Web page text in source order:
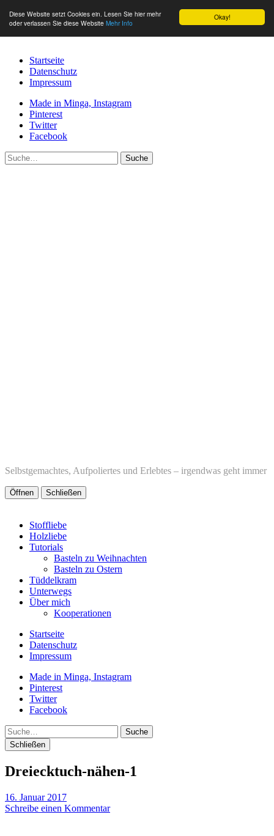
Okay!
Diese Website setzt Cookies ein. Lesen Sie hier mehr
oder verlassen Sie diese Website Mehr Info
Startseite
Datenschutz
Impressum
Made in Minga, Instagram
Pinterest
Twitter
Facebook
Suche
Selbstgemachtes, Aufpoliertes und Erlebtes – irgendwas geht immer
Öffnen Schließen
Stoffliebe
Holzliebe
Tutorials
Basteln zu Weihnachten
Basteln zu Ostern
Tüddelkram
Unterwegs
Über mich
Kooperationen
Startseite
Datenschutz
Impressum
Made in Minga, Instagram
Pinterest
Twitter
Facebook
Suche
Schließen
Dreiecktuch-nähen-1
16. Januar 2017
Schreibe einen Kommentar